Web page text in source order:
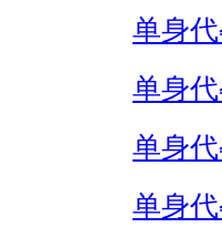
单身
单身
单身
单身